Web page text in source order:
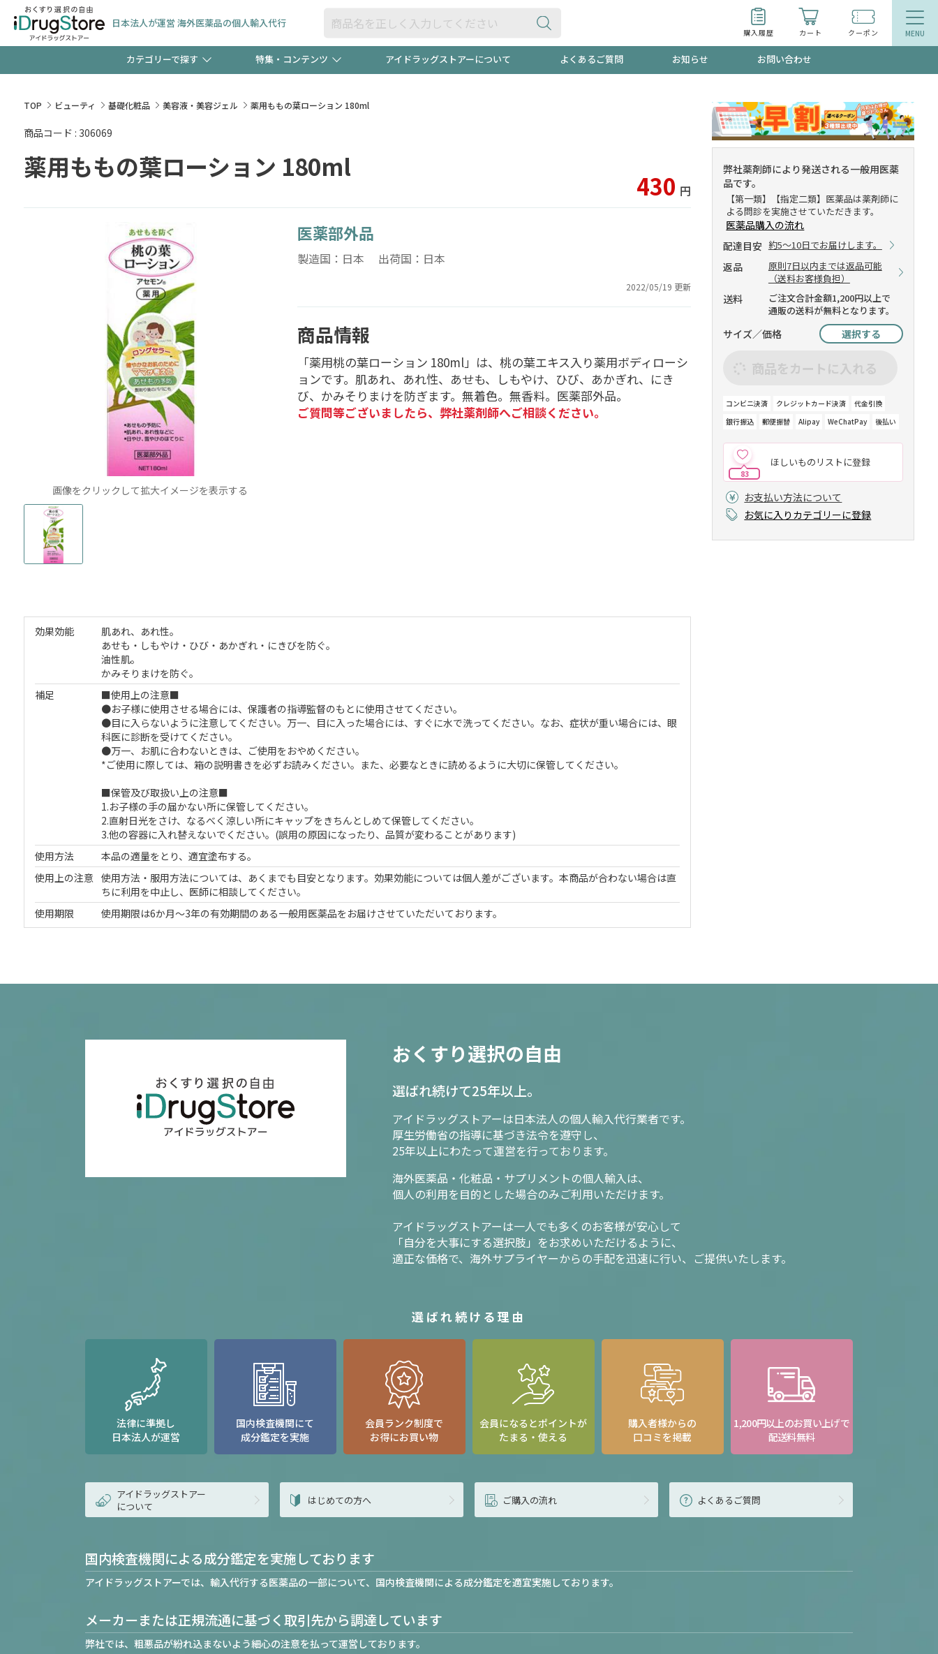
日本法人が運営 海外医薬品の個人輸入代行
購入履歴 カート クーポン
カテゴリーで探す
食品
特集・コンテンツ
【早割】お得なクーポン"3種類"出現中！今月のスト
極冷メントールで、夏の頭皮ストレスを完全リセッ
当店スタッフが贈る音声プログラム
友だち大募集！限定クーポンも不定期配信 今売れているものが一目でわかるランキング
アイドラッグストアーについて よくあるご質問 お知らせ お問い合わせ
TOP ビューティ 基礎化粧品 美容液・美容ジェル 薬用ももの葉ローション 180ml
商品コード : 306069
薬用ももの葉ローション 180ml
430 円
画像をクリックして拡大イメージを表示する
医薬部外品
製造国：日本 出荷国：日本
2022/05/19 更新
商品情報
「薬用桃の葉ローション 180ml」は、桃の葉エキス入り薬用ボディローシ
ョンです。肌あれ、あれ性、あせも、しもやけ、ひび、あかぎれ、にき
び、かみそりまけを防ぎます。無着色。無香料。医薬部外品。
ご質問等ございましたら、弊社薬剤師へご相談ください。
弊社薬剤師により発送される一般用医薬
品です。
【第一類】【指定二類】医薬品は薬剤師に
よる問診を実施させていただきます。
医薬品購入の流れ
配達目安 約5～10日でお届けします。
返品
原則7日以内までは返品可能
（送料お客様負担）
送料
ご注文合計金額1,200円以上で
通販の送料が無料となります。
サイズ／価格 選択する
商品をカートに入れる
コンビニ決済 クレジットカード決済
代金引換
銀行振込
郵便振替 Alipay WeChatPay 後払い
ほしいものリストに登録
83
お支払い方法について
お気に入りカテゴリーに登録
効果効能
肌あれ、あれ性。
あせも・しもやけ・ひび・あかぎれ・にきびを防ぐ。
油性肌。
かみそりまけを防ぐ。
補足
■使用上の注意■
●お子様に使用させる場合には、保護者の指導監督のもとに使用させてください。
●目に入らないように注意してください。万一、目に入った場合には、すぐに水で洗ってください。なお、症状が重い場合には、眼
科医に診断を受けてください。
●万一、お肌に合わないときは、ご使用をおやめください。
*ご使用に際しては、箱の説明書きを必ずお読みください。また、必要なときに読めるように大切に保管してください。
■保管及び取扱い上の注意■
1.お子様の手の届かない所に保管してください。
2.直射日光をさけ、なるべく涼しい所にキャップをきちんとしめて保管してください。
3.他の容器に入れ替えないでください。(誤用の原因になったり、品質が変わることがあります)
使用方法
本品の適量をとり、適宜塗布する。
使用上の注意 使用方法・服用方法については、あくまでも目安となります。効果効能については個人差がございます。本商品が合わない場合は直
ちに利用を中止し、医師に相談してください。
使用期限
使用期限は6か月～3年の有効期間のある一般用医薬品をお届けさせていただいております。
おくすり選択の自由
選ばれ続けて25年以上。
アイドラッグストアーは日本法人の個人輸入代行業者です。
厚生労働省の指導に基づき法令を遵守し、
25年以上にわたって運営を行っております。
海外医薬品・化粧品・サプリメントの個人輸入は、
個人の利用を目的とした場合のみご利用いただけます。
アイドラッグストアーは一人でも多くのお客様が安心して
「自分を大事にする選択肢」をお求めいただけるように、
適正な価格で、海外サプライヤーからの手配を迅速に行い、ご提供いたします。
選ばれ続ける理由
法律に準拠し
日本法人が運営
国内検査機関にて
成分鑑定を実施
会員ランク制度で
お得にお買い物
会員になるとポイントが
たまる・使える
購入者様からの
口コミを掲載
1,200円以上のお買い上げで
配送料無料
アイドラッグストアー
について
はじめての方へ ご購入の流れ よくあるご質問
国内検査機関による成分鑑定を実施しております
アイドラッグストアーでは、輸入代行する医薬品の一部について、国内検査機関による成分鑑定を適宜実施しております。
メーカーまたは正規流通に基づく取引先から調達しています
弊社では、粗悪品が紛れ込まないよう細心の注意を払って運営しております。